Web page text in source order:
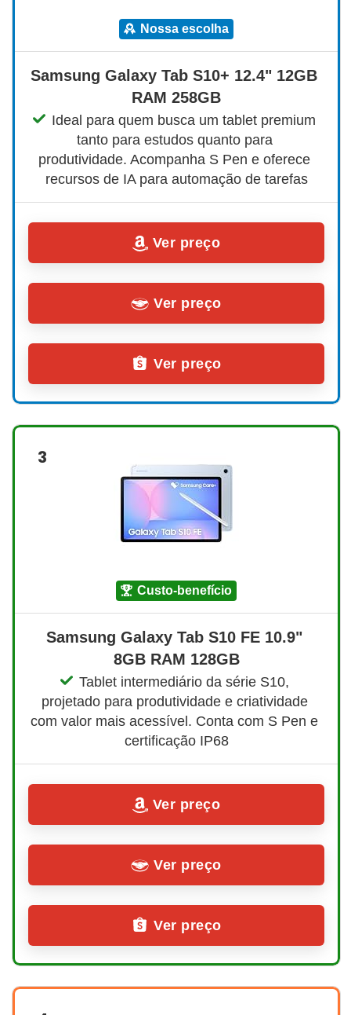
nossa escolha
Samsung Galaxy Tab S10+ 12.4" 12GB
RAM 258GB
Ideal para quem busca um tablet premium
tanto para estudos quanto para
produtividade. Acompanha S Pen e oferece
recursos de IA para automação de tarefas
Ver preço
Ver preço
Ver preço
3
custo-benefício
Samsung Galaxy Tab S10 FE 10.9"
8GB RAM 128GB
Tablet intermediário da série S10,
projetado para produtividade e criatividade
com valor mais acessível. Conta com S Pen e
certificação IP68
Ver preço
Ver preço
Ver preço